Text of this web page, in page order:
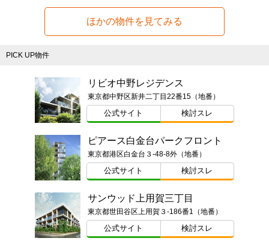
ほかの物件を見てみる
PICK UP物件
リビオ中野レジデンス
東京都中野区新井二丁目22番15（地番）
公式サイト 検討スレ
ピアース白金台パークフロント
東京都港区白金台３-48-8外（地番）
公式サイト 検討スレ
サンウッド上用賀三丁目
東京都世田谷区上用賀３-186番1（地番）
公式サイト 検討スレ